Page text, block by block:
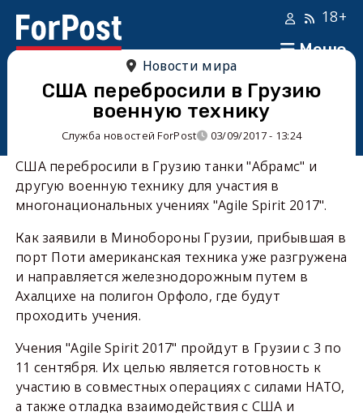
Меню
18+
Новости мира
США перебросили в Грузию
военную технику
Служба новостей ForPost 03/09/2017 - 13:24
США перебросили в Грузию танки "Абрамс" и
другую военную технику для участия в
многонациональных учениях "Agile Spirit 2017".
Как заявили в Минобороны Грузии, прибывшая в
порт Поти американская техника уже разгружена
и направляется железнодорожным путем в
Ахалцихе на полигон Орфоло, где будут
проходить учения.
Учения "Agile Spirit 2017" пройдут в Грузии с 3 по
11 сентября. Их целью является готовность к
участию в совместных операциях с силами НАТО,
а также отладка взаимодействия с США и